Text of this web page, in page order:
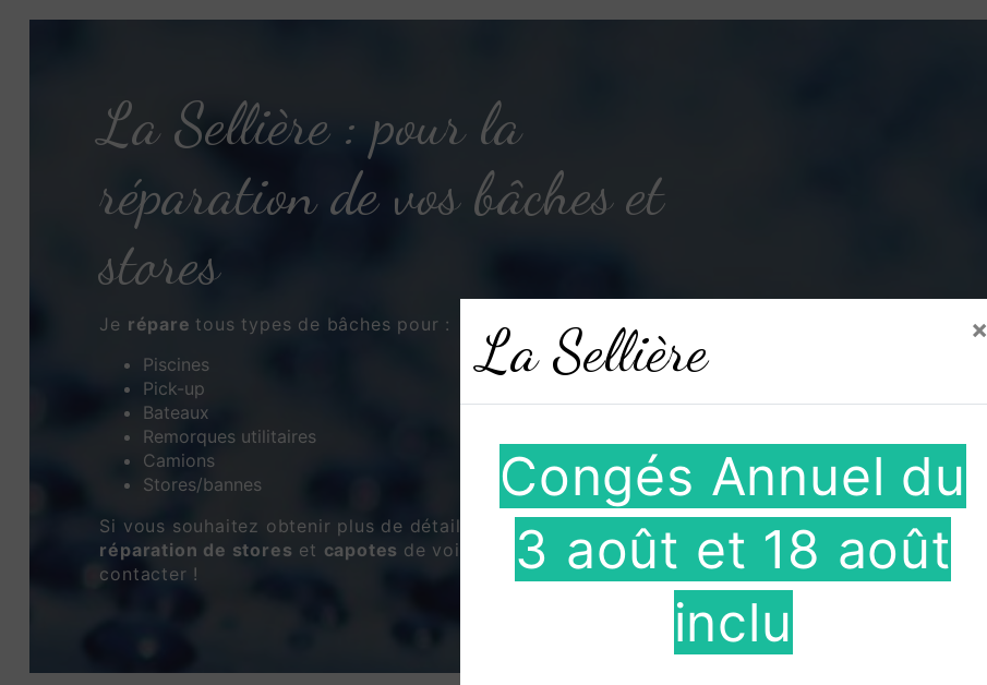
La Sellière ×
Congés Annuel du
3 août et 18 août
inclu
La Sellière : pour la
réparation de vos bâches et
stores
Je répare tous types de bâches pour :
Piscines
Pick-up
Bateaux
Remorques utilitaires
Camions
Stores/bannes
Si vous souhaitez obtenir plus de détails sur mes prestations en
réparation de stores et capotes de voiture, n’hésitez pas à me
contacter !